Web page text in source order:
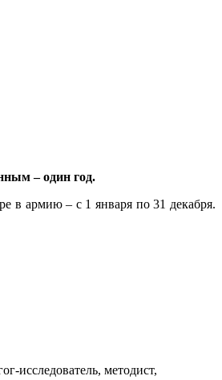
– один год.
в армию – с 1 января по 31 декабря.
исследователь, методист,